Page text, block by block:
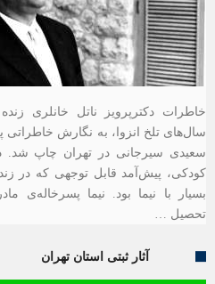
خاطرات دکترپرویز ناتل خانلری
سعیدی سیرجانی در تهران چاپ شد.
کودکی، پیش‌آمد قابل توجهی که در
بسیار با نیما بود. نیما پسرخاله‌ی
تحصیل …
آثار ثبتی استان تهران